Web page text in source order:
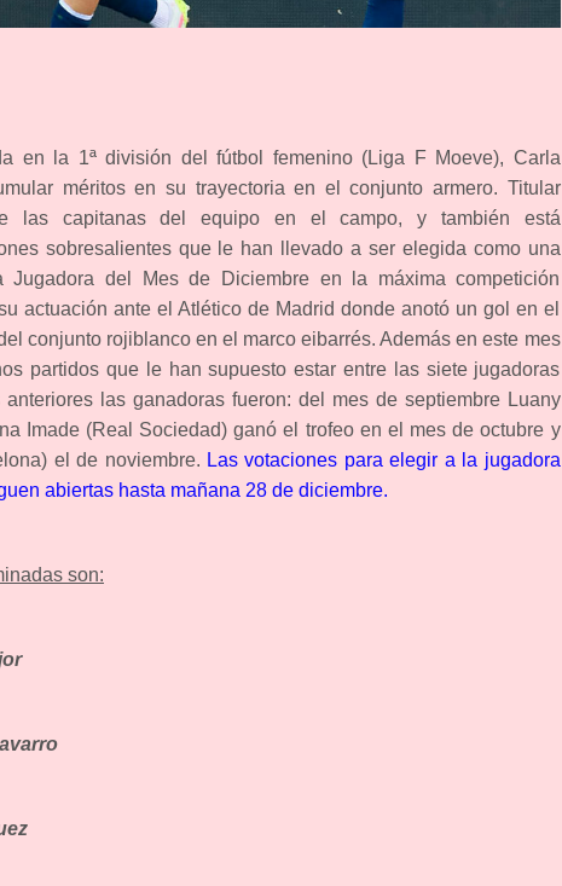
en la 1ª división del fútbol femenino (Liga F Moeve), Carla
méritos en su trayectoria en el conjunto armero. Titular
las capitanas del equipo en el campo, y también está
sobresalientes que le han llevado a ser elegida como una
del Mes de Diciembre en la máxima competición
actuación ante el Atlético de Madrid donde anotó un gol en el
conjunto rojiblanco en el marco eibarrés. Además en este mes
partidos que le han supuesto estar entre las siete jugadoras
las ganadoras fueron: del mes de septiembre Luany
Imade (Real Sociedad) ganó el trofeo en el mes de octubre y
el de noviembre. Las votaciones para elegir a la jugadora
abiertas hasta mañana 28 de diciembre.
son: